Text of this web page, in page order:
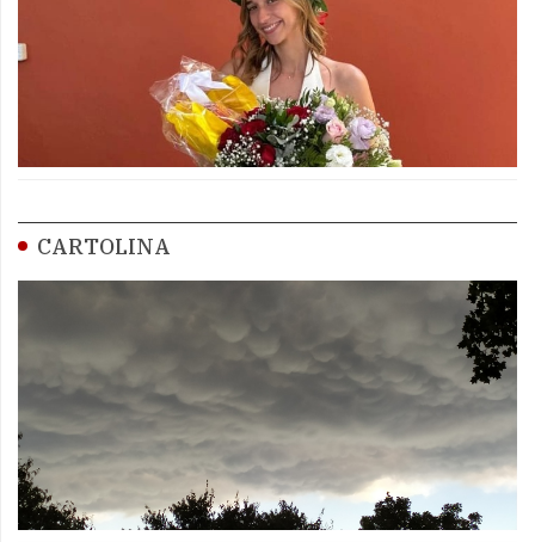
CARTOLINA